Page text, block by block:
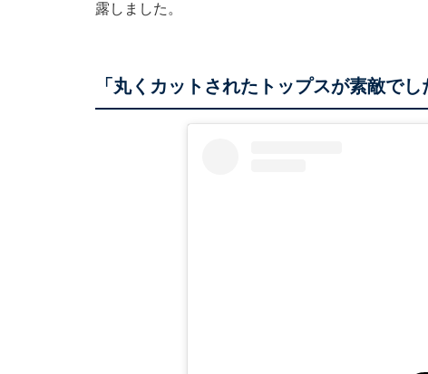
露しました。
「丸くカットされたトップスが素敵でし